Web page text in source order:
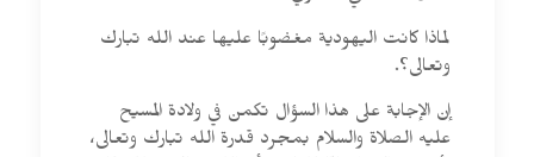
لماذا كانت اليهودية مغضوبًا عليها عند الله تبارك
وتعالى؟.
إن الإجابة على هذا السؤال تكمن في ولادة المسيح
عليه الصلاة والسلام بمجرد قدرة الله تبارك وتعالى،